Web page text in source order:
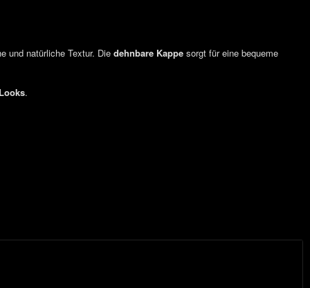
und natürliche Textur. Die dehnbare Kappe sorgt für eine bequeme
.